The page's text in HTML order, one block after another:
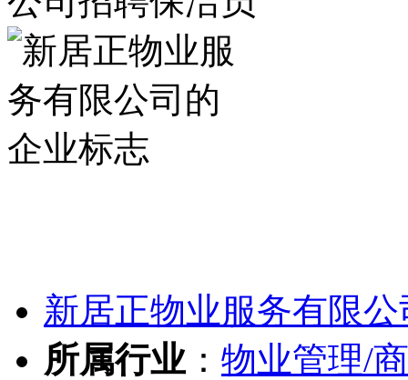
新居正物业服务有限公
所属行业： 物业管理/